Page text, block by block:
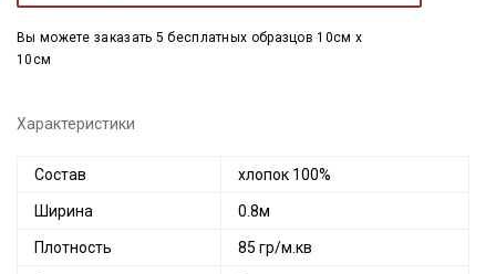
Вы можете заказать 5 бесплатных образцов 10см x
10см
Характеристики
Состав хлопок 100%
Ширина 0.8м
Плотность 85 гр/м.кв